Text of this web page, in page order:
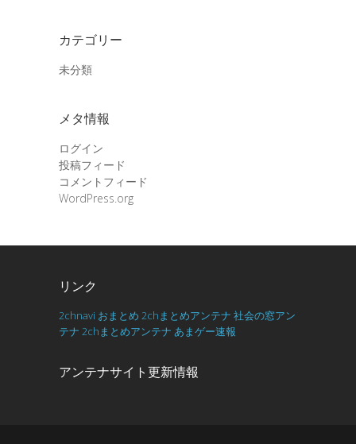
カテゴリー
未分類
メタ情報
ログイン
投稿フィード
コメントフィード
WordPress.org
リンク
2chnavi おまとめ 2chまとめアンテナ 社会の窓アン
テナ 2chまとめアンテナ あまゲー速報
アンテナサイト更新情報